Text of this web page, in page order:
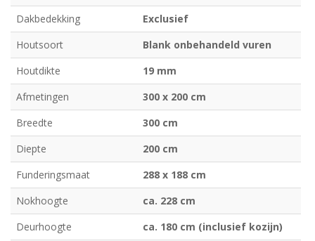
Dakbedekking
Exclusief
Houtsoort
Blank onbehandeld vuren
Houtdikte
19 mm
Afmetingen
300 x 200 cm
Breedte
300 cm
Diepte
200 cm
Funderingsmaat
288 x 188 cm
Nokhoogte
ca. 228 cm
Deurhoogte
ca. 180 cm (inclusief kozijn)